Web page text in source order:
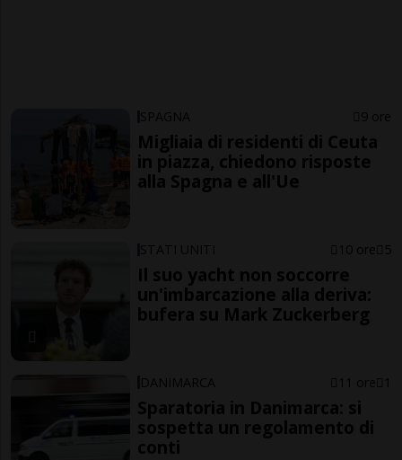
SPAGNA 9 ore
Migliaia di residenti di Ceuta
in piazza, chiedono risposte
alla Spagna e all'Ue
STATI UNITI 10 ore 5
Il suo yacht non soccorre
un'imbarcazione alla deriva:
bufera su Mark Zuckerberg
DANIMARCA 11 ore 1
Sparatoria in Danimarca: si
sospetta un regolamento di
conti